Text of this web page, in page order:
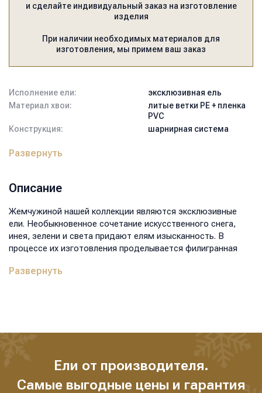
и сделайте индивидуальный заказ на изготовление
изделия
При наличии необходимых материалов для
изготовления, мы примем ваш заказ
Исполнение ели:
эксклюзивная ель
Материал хвои:
литые ветки PE + пленка
PVC
Конструкция:
шарнирная система
Высота:
250
Диаметр нижнего ряда, см:
160
Вес, кг:
42,5
Размер коробки, мм:
1400x900x600
Объем, м3:
Развернуть
Описание
Жемчужиной нашей коллекции являются эксклюзивные
ели. Необыкновенное сочетание искусственного снега,
инея, зелени и света придают елям изысканность. В
процессе их изготовления проделывается филигранная
Эксклюзивные ели становятся не только элементом
Развернуть
Ели от производителя.
Самые выгодные цены и гарантия